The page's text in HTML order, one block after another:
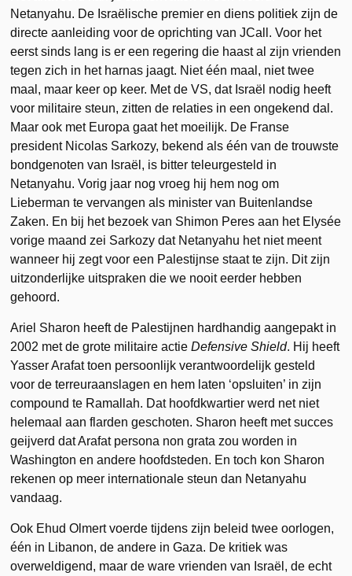
Netanyahu. De Israëlische premier en diens politiek zijn de
directe aanleiding voor de oprichting van JCall. Voor het
eerst sinds lang is er een regering die haast al zijn vrienden
tegen zich in het harnas jaagt. Niet één maal, niet twee
maal, maar keer op keer. Met de VS, dat Israël nodig heeft
voor militaire steun, zitten de relaties in een ongekend dal.
Maar ook met Europa gaat het moeilijk. De Franse
president Nicolas Sarkozy, bekend als één van de trouwste
bondgenoten van Israël, is bitter teleurgesteld in
Netanyahu. Vorig jaar nog vroeg hij hem nog om
Lieberman te vervangen als minister van Buitenlandse
Zaken. En bij het bezoek van Shimon Peres aan het Elysée
vorige maand zei Sarkozy dat Netanyahu het niet meent
wanneer hij zegt voor een Palestijnse staat te zijn. Dit zijn
uitzonderlijke uitspraken die we nooit eerder hebben
gehoord.
Ariel Sharon heeft de Palestijnen hardhandig aangepakt in
2002 met de grote militaire actieDefensive Shield. Hij heeft
Yasser Arafat toen persoonlijk verantwoordelijk gesteld
voor de terreuraanslagen en hem laten ‘opsluiten’ in zijn
compound te Ramallah. Dat hoofdkwartier werd net niet
helemaal aan flarden geschoten. Sharon heeft met succes
geijverd dat Arafat persona non grata zou worden in
Washington en andere hoofdsteden. En toch kon Sharon
rekenen op meer internationale steun dan Netanyahu
vandaag.
Ook Ehud Olmert voerde tijdens zijn beleid twee oorlogen,
één in Libanon, de andere in Gaza. De kritiek was
overweldigend, maar de ware vrienden van Israël, de echt